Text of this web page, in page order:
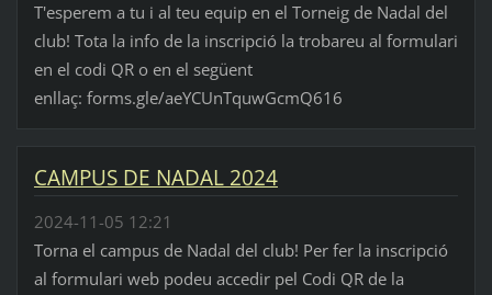
T'esperem a tu i al teu equip en el Torneig de Nadal del
club! Tota la info de la inscripció la trobareu al formulari
en el codi QR o en el següent
enllaç: forms.gle/aeYCUnTquwGcmQ616
CAMPUS DE NADAL 2024
2024-11-05 12:21
Torna el campus de Nadal del club! Per fer la inscripció
al formulari web podeu accedir pel Codi QR de la